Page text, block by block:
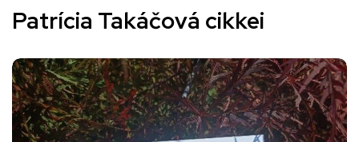
Patrícia Takáčová cikkei